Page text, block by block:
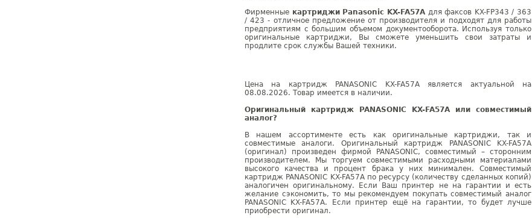
Фирменные картриджи Panasonic KX-FA57Aдля факсов KX-FP343 / 363
/ 423 - отличное предложение от производителя и подходят для работы
предприятиям с большим объемом документооборота. Используя только
оригинальные картриджи, Вы сможете уменьшить свои затраты и
продлите срок службы Вашей техники.
Цена на картридж PANASONIC KX-FA57A является актуальной на
08.08.2026. Товар имеется в наличии.
Оригинальный картридж PANASONIC KX-FA57A или совместимый
аналог?
В нашем ассортименте есть как оригинальные картриджи, так и
совместимые аналоги. Оригинальный картридж PANASONIC KX-FA57A
(оригинал) произведен фирмой PANASONIC, совместимый – сторонним
производителем. Мы торгуем совместимыми расходными материалами
высокого качества и процент брака у них минимален. Совместимый
картридж PANASONIC KX-FA57A по ресурсу (количеству сделанных копий)
аналогичен оригинальному. Если Ваш принтер не на гарантии и есть
желание сэкономить, то мы рекомендуем покупать совместимый аналог
PANASONIC KX-FA57A. Если принтер ещё на гарантии, то будет лучше
приобрести оригинал.